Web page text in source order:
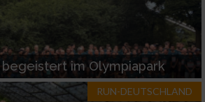
begeistert im Olympiapark
RUN-DEUTSCHLAND